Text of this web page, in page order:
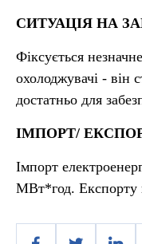
СИТУАЦІЯ НА
Фіксується
охолоджувачі - він
достатньо для
ІМПОРТ/
Імпорт
МВт*год. Експорту